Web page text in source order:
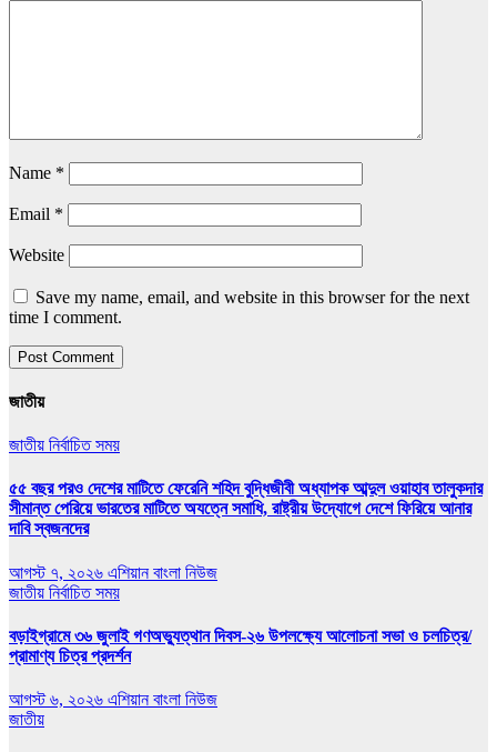
Name *
Email *
Website
Save my name, email, and website in this browser for the next
time I comment.
জাতীয়
জাতীয় নির্বাচিত সময়
৫৫ বছর পরও দেশের মাটিতে ফেরেনি শহিদ বুদ্ধিজীবী অধ্যাপক আব্দুল ওয়াহাব তালুকদার
সীমান্ত পেরিয়ে ভারতের মাটিতে অযত্নে সমাধি, রাষ্ট্রীয় উদ্যোগে দেশে ফিরিয়ে আনার
দাবি স্বজনদের
আগস্ট ৭, ২০২৬ এশিয়ান বাংলা নিউজ
জাতীয় নির্বাচিত সময়
বড়াইগ্রামে ৩৬ জুলাই গণঅভ্যুত্থান দিবস-২৬ উপলক্ষ্যে আলোচনা সভা ও চলচিত্র/
প্রামাণ্য চিত্র প্রদর্শন
আগস্ট ৬, ২০২৬ এশিয়ান বাংলা নিউজ
জাতীয়